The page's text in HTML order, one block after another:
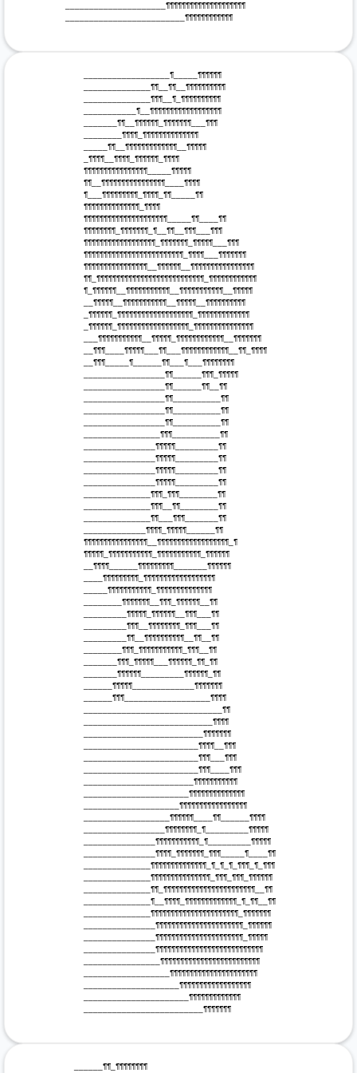
_____________________¶¶¶¶¶¶¶¶¶¶¶¶¶¶¶¶¶¶¶¶
_________________________¶¶¶¶¶¶¶¶¶¶¶¶
__________________¶_____¶¶¶¶¶¶
______________¶¶__¶¶__¶¶¶¶¶¶¶¶¶¶
______________¶¶¶__¶_¶¶¶¶¶¶¶¶¶¶
___________¶__¶¶¶¶¶¶¶¶¶¶¶¶¶¶¶¶¶¶
_______¶¶__¶¶¶¶¶¶_¶¶¶¶¶¶¶___¶¶¶
________¶¶¶¶_¶¶¶¶¶¶¶¶¶¶¶¶¶¶
_____¶¶__¶¶¶¶¶¶¶¶¶¶¶¶¶__¶¶¶¶¶
_¶¶¶¶__¶¶¶¶_¶¶¶¶¶¶_¶¶¶¶
¶¶¶¶¶¶¶¶¶¶¶¶¶¶¶¶_____¶¶¶¶¶
¶¶__¶¶¶¶¶¶¶¶¶¶¶¶¶¶¶¶____¶¶¶¶
¶___¶¶¶¶¶¶¶¶¶_¶¶¶¶_¶¶_____¶¶
¶¶¶¶¶¶¶¶¶¶¶¶¶¶_¶¶¶¶
¶¶¶¶¶¶¶¶¶¶¶¶¶¶¶¶¶¶¶¶¶_____¶¶____¶¶
¶¶¶¶¶¶¶¶_¶¶¶¶¶¶¶_¶__¶¶__¶¶¶___¶¶¶
¶¶¶¶¶¶¶¶¶¶¶¶¶¶¶¶¶¶_¶¶¶¶¶¶¶_¶¶¶¶¶___¶¶¶
¶¶¶¶¶¶¶¶¶¶¶¶¶¶¶¶¶¶¶¶¶¶¶¶¶_¶¶¶¶___¶¶¶¶¶¶¶
¶¶¶¶¶¶¶¶¶¶¶¶¶¶¶¶__¶¶¶¶¶¶__¶¶¶¶¶¶¶¶¶¶¶¶¶¶¶¶
¶¶_¶¶¶¶¶¶¶¶¶¶¶¶¶¶¶¶¶¶¶¶¶¶¶¶¶¶¶_¶¶¶¶¶¶¶¶¶¶¶¶
¶_¶¶¶¶¶¶__¶¶¶¶¶¶¶¶¶¶¶__¶¶¶¶¶¶¶¶¶¶¶__¶¶¶¶¶
__¶¶¶¶¶__¶¶¶¶¶¶¶¶¶¶¶__¶¶¶¶¶__¶¶¶¶¶¶¶¶¶¶
_¶¶¶¶¶¶_¶¶¶¶¶¶¶¶¶¶¶¶¶¶¶¶¶¶¶_¶¶¶¶¶¶¶¶¶¶¶¶¶
_¶¶¶¶¶¶_¶¶¶¶¶¶¶¶¶¶¶¶¶¶¶¶¶¶_¶¶¶¶¶¶¶¶¶¶¶¶¶¶¶
___¶¶¶¶¶¶¶¶¶¶¶__¶¶¶¶¶_¶¶¶¶¶¶¶¶¶¶¶¶__¶¶¶¶¶¶¶
__¶¶¶____¶¶¶¶¶___¶¶___¶¶¶¶¶¶¶¶¶¶¶¶__¶¶_¶¶¶¶
__¶¶¶_____¶______¶¶___¶___¶¶¶¶¶¶¶¶
_________________¶¶______¶¶¶_¶¶¶¶¶
_________________¶¶______¶¶__¶¶
_________________¶¶__________¶¶
_________________¶¶__________¶¶
_________________¶¶__________¶¶
________________¶¶¶__________¶¶
_______________¶¶¶¶¶_________¶¶
_______________¶¶¶¶¶_________¶¶
_______________¶¶¶¶¶_________¶¶
_______________¶¶¶¶¶_________¶¶
______________¶¶¶_¶¶¶________¶¶
______________¶¶¶__¶¶________¶¶
______________¶¶___¶¶¶_______¶¶
_____________¶¶¶¶_¶¶¶¶¶______¶¶
¶¶¶¶¶¶¶¶¶¶¶¶¶¶¶¶__¶¶¶¶¶¶¶¶¶¶¶¶¶¶¶¶¶¶_¶
¶¶¶¶¶_¶¶¶¶¶¶¶¶¶¶¶_¶¶¶¶¶¶¶¶¶¶¶_¶¶¶¶¶¶
__¶¶¶¶______¶¶¶¶¶¶¶¶¶_______¶¶¶¶¶¶
____¶¶¶¶¶¶¶¶¶_¶¶¶¶¶¶¶¶¶¶¶¶¶¶¶¶¶¶
_____¶¶¶¶¶¶¶¶¶¶¶_¶¶¶¶¶¶¶¶¶¶¶¶¶¶
________¶¶¶¶¶¶¶__¶¶¶_¶¶¶¶¶¶__¶¶
_________¶¶¶¶¶_¶¶¶¶¶¶__¶¶¶___¶¶
_________¶¶¶__¶¶¶¶¶¶¶¶_¶¶¶___¶¶
_________¶¶__¶¶¶¶¶¶¶¶¶¶__¶¶__¶¶
________¶¶¶_¶¶¶¶¶¶¶¶¶¶¶_¶¶¶__¶¶
_______¶¶¶_¶¶¶¶¶___¶¶¶¶¶¶_¶¶_¶¶
_______¶¶¶¶¶¶_________¶¶¶¶¶¶_¶¶
______¶¶¶¶¶_____________¶¶¶¶¶¶¶
______¶¶¶__________________¶¶¶¶
_____________________________¶¶
___________________________¶¶¶¶
_________________________¶¶¶¶¶¶¶
________________________¶¶¶¶__¶¶¶
________________________¶¶¶___¶¶¶
________________________¶¶¶____¶¶¶
_______________________¶¶¶¶¶¶¶¶¶¶¶
______________________¶¶¶¶¶¶¶¶¶¶¶¶¶¶
____________________¶¶¶¶¶¶¶¶¶¶¶¶¶¶¶¶¶
__________________¶¶¶¶¶¶____¶¶______¶¶¶¶
_________________¶¶¶¶¶¶¶¶_¶_________¶¶¶¶¶
_______________¶¶¶¶¶¶¶¶¶¶¶_¶_________¶¶¶¶¶
_______________¶¶¶¶_¶¶¶¶¶¶¶_¶¶¶_____¶____¶¶
______________¶¶¶¶¶¶¶¶¶¶¶¶¶¶_¶_¶_¶_¶¶¶_¶_¶¶¶
______________¶¶¶¶¶¶¶¶¶¶¶¶¶¶¶_¶¶¶_¶¶¶_¶¶¶¶¶¶
______________¶¶_¶¶¶¶¶¶¶¶¶¶¶¶¶¶¶¶¶¶¶¶¶¶¶__¶¶
______________¶__¶¶¶¶_¶¶¶¶¶¶¶¶¶¶¶¶¶_¶_¶¶__¶¶
______________¶¶¶¶¶¶¶¶¶¶¶¶¶¶¶¶¶¶¶¶¶¶_¶¶¶¶¶¶¶
_______________¶¶¶¶¶¶¶¶¶¶¶¶¶¶¶¶¶¶¶¶¶¶_¶¶¶¶¶¶
_______________¶¶¶¶¶¶¶¶¶¶¶¶¶¶¶¶¶¶¶¶¶¶_¶¶¶¶¶
_______________¶¶¶¶¶¶¶¶¶¶¶¶¶¶¶¶¶¶¶¶¶¶¶¶¶¶¶
________________¶¶¶¶¶¶¶¶¶¶¶¶¶¶¶¶¶¶¶¶¶¶¶¶¶
__________________¶¶¶¶¶¶¶¶¶¶¶¶¶¶¶¶¶¶¶¶¶¶
____________________¶¶¶¶¶¶¶¶¶¶¶¶¶¶¶¶¶¶
______________________¶¶¶¶¶¶¶¶¶¶¶¶¶
_________________________¶¶¶¶¶¶¶
______¶¶_¶¶¶¶¶¶¶¶